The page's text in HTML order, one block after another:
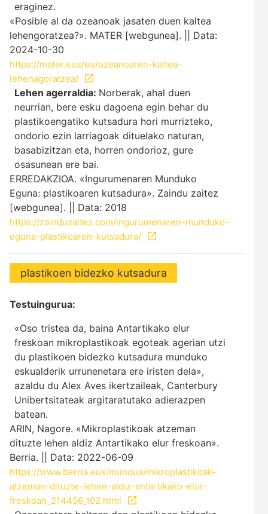
eraginez.
«Posible al da ozeanoak jasaten duen kaltea
lehengoratzea?». MATER [webgunea]. || Data:
2024-10-30
https://mater.eus/eu/ozeanoaren-kaltea-
lehenagoratzea/
Lehen agerraldia: Norberak, ahal duen
neurrian, bere esku dagoena egin behar du
plastikoengatiko kutsadura hori murrizteko,
ondorio ezin larriagoak dituelako naturan,
basabizitzan eta, horren ondorioz, gure
osasunean ere bai.
ERREDAKZIOA. «Ingurumenaren Munduko
Eguna: plastikoaren kutsadura». Zaindu zaitez
[webgunea]. || Data: 2018
https://zainduzaitez.com/ingurumenaren-munduko-
eguna-plastikoaren-kutsadura/
plastikoen bidezko kutsadura
Testuingurua:
«Oso tristea da, baina Antartikako elur
freskoan mikroplastikoak egoteak agerian utzi
du plastikoen bidezko kutsadura munduko
eskualderik urrunenetara ere iristen dela»,
azaldu du Alex Aves ikertzaileak, Canterbury
Unibertsitateak argitaratutako adierazpen
batean.
ARIN, Nagore. «Mikroplastikoak atzeman
dituzte lehen aldiz Antartikako elur freskoan».
Berria. || Data: 2022-06-09
https://www.berria.eus/mundua/mikroplastikoak-
atzeman-dituzte-lehen-aldiz-antartikako-elur-
freskoan_214456_102.html